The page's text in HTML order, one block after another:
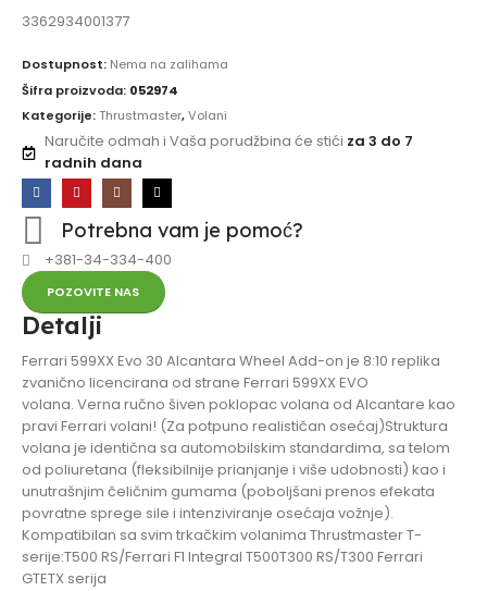
3362934001377
Dostupnost: Nema na zalihama
Šifra proizvoda: 052974
Kategorije:Thrustmaster,Volani
Naručite odmah i Vaša porudžbina će stići za 3 do 7
radnih dana
Potrebna vam je pomoć?
+381-34-334-400
POZOVITE NAS
Detalji
Ferrari 599XX Evo 30 Alcantara Wheel Add-on je 8:10 replika
zvanično licencirana od strane Ferrari 599XX EVO
volana. Verna ručno šiven poklopac volana od Alcantare kao
pravi Ferrari volani! (Za potpuno realističan osećaj)Struktura
volana je identična sa automobilskim standardima, sa telom
od poliuretana (fleksibilnije prianjanje i više udobnosti) kao i
unutrašnjim čeličnim gumama (poboljšani prenos efekata
povratne sprege sile i intenziviranje osećaja vožnje).
Kompatibilan sa svim trkačkim volanima Thrustmaster T-
serije:T500 RS/Ferrari F1 Integral T500T300 RS/T300 Ferrari
GTETX serija